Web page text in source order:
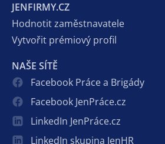
JENFIRMY.CZ
Hodnotit zaměstnavatele
Vytvořit prémiový profil
NAŠE SÍTĚ
Facebook Práce a Brigády
Facebook JenPráce.cz
LinkedIn JenPráce.cz
LinkedIn skupina JenHR